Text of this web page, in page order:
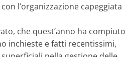
l’organizzazione capeggiata
che quest’anno ha compiuto
inchieste e fatti recentissimi,